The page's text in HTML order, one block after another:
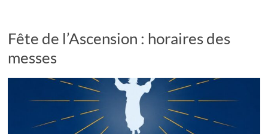
Fête de l’Ascension : horaires des
messes